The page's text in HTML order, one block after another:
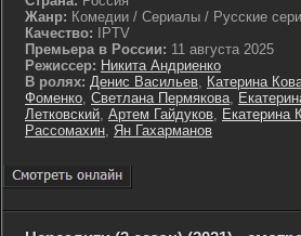
Жанр: Комедии / Сериалы / Русские
Качество: IPTV
Премьера в России: 11 августа 2025
Режиссер: Никита Андриенко
В ролях: Денис Васильев, Катерина
Фоменко, Светлана Пермякова,
Летковский, Артем Гайдуков, Екатерина
Рассомахин, Ян Гахарманов